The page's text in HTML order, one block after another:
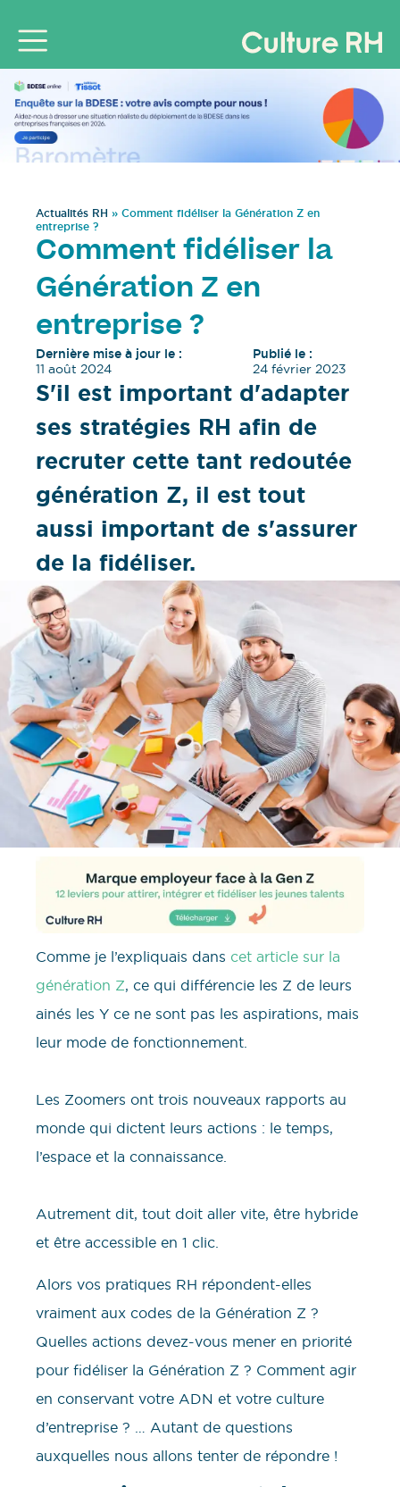
Actualités RH » Comment fidéliser la Génération Z en
entreprise ?
Comment fidéliser la
Génération Z en
entreprise ?
Dernière mise à jour le :
11 août 2024
Publié le :
24 février 2023
S'il est important d'adapter
ses stratégies RH afin de
recruter cette tant redoutée
génération Z, il est tout
aussi important de s'assurer
de la fidéliser.
Comme je l’expliquais dans cet article sur la
génération Z, ce qui différencie les Z de leurs
ainés les Y ce ne sont pas les aspirations, mais
leur mode de fonctionnement.
Les Zoomers ont trois nouveaux rapports au
monde qui dictent leurs actions : le temps,
l’espace et la connaissance.
Autrement dit, tout doit aller vite, être hybride
et être accessible en 1 clic.
Alors vos pratiques RH répondent-elles
vraiment aux codes de la Génération Z ?
Quelles actions devez-vous mener en priorité
pour fidéliser la Génération Z ? Comment agir
en conservant votre ADN et votre culture
d’entreprise ? … Autant de questions
auxquelles nous allons tenter de répondre !